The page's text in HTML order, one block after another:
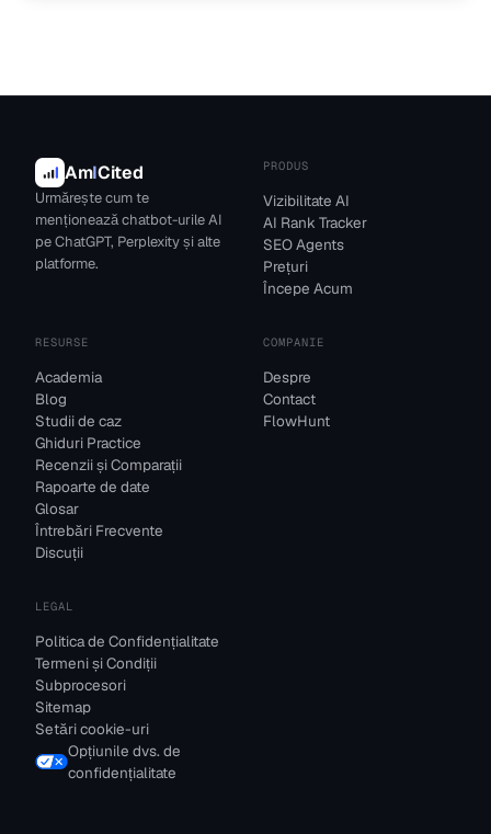
AmICited
Urmărește cum te
menționează chatbot-urile AI
pe ChatGPT, Perplexity și alte
platforme.
PRODUS
Vizibilitate AI
AI Rank Tracker
SEO Agents
Prețuri
Începe Acum
RESURSE
Academia
Blog
Studii de caz
Ghiduri Practice
Recenzii și Comparații
Rapoarte de date
Glosar
Întrebări Frecvente
Discuții
COMPANIE
Despre
Contact
FlowHunt
LEGAL
Politica de Confidențialitate
Termeni și Condiții
Subprocesori
Sitemap
Setări cookie-uri
Opțiunile dvs. de
confidențialitate